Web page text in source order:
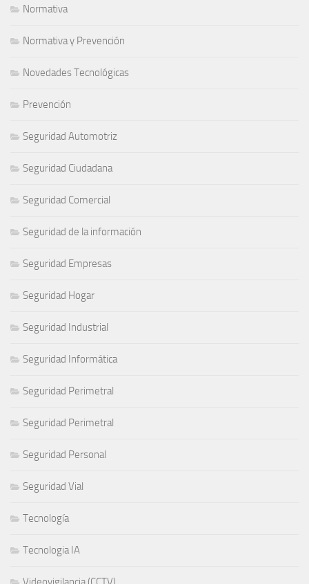
Normativa
Normativa y Prevención
Novedades Tecnológicas
Prevención
Seguridad Automotriz
Seguridad Ciudadana
Seguridad Comercial
Seguridad de la información
Seguridad Empresas
Seguridad Hogar
Seguridad Industrial
Seguridad Informática
Seguridad Perimetral
Seguridad Perimetral
Seguridad Personal
Seguridad Vial
Tecnología
Tecnologia IA